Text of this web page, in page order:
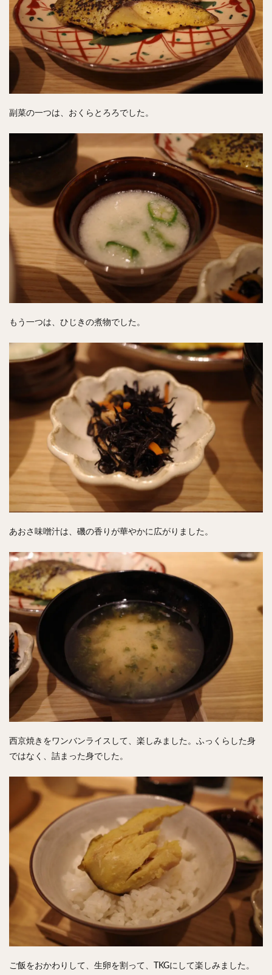
副菜の一つは、おくらとろろでした。
もう一つは、ひじきの煮物でした。
あおさ味噌汁は、磯の香りが華やかに広がりました。
西京焼きをワンバンライスして、楽しみました。ふっくらした身
ではなく、詰まった身でした。
ご飯をおかわりして、生卵を割って、TKGにして楽しみました。